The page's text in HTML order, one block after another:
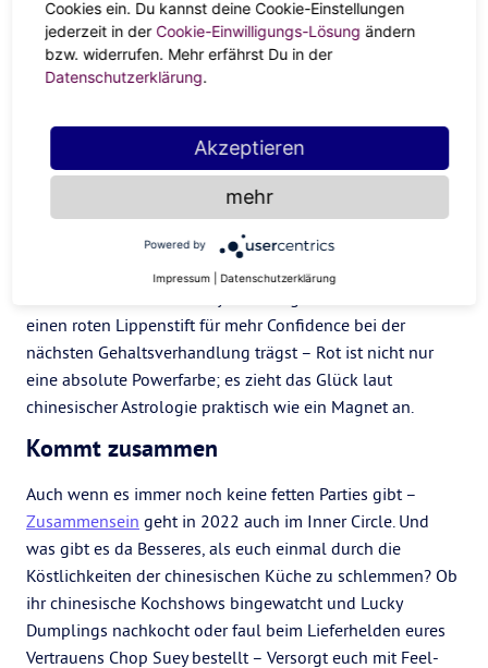
Jahres zu vertreiben.
Rot sehen
Neujahrsfest: Rot. Ob rote Lampions, die überall hängen,
rote Unterwäsche als Glücksverstärker unter den
Klamotten oder rote Umschläge, mit denen sich
traditionell Geldgeschenke überreicht werden – Das Glück
in der Farbe Rot ist in China allgegenwärtig. Ob du jetzt
spontan dein Schlafzimmer rot streichst, dir eine rote
einen roten Lippenstift für mehr Confidence bei der
nächsten Gehaltsverhandlung trägst – Rot ist nicht nur
eine absolute Powerfarbe; es zieht das Glück laut
chinesischer Astrologie praktisch wie ein Magnet an.
Kommt zusammen
Auch wenn es immer noch keine fetten Parties gibt –
Zusammensein geht in 2022 auch im Inner Circle. Und
was gibt es da Besseres, als euch einmal durch die
Köstlichkeiten der chinesischen Küche zu schlemmen? Ob
ihr chinesische Kochshows bingewatcht und Lucky
Dumplings nachkocht oder faul beim Lieferhelden eures
Vertrauens Chop Suey bestellt – Versorgt euch mit Feel-
Cookies ein. Du kannst deine Cookie-Einstellungen
jederzeit in der Cookie-Einwilligungs-Lösung ändern
bzw. widerrufen. Mehr erfährst Du in der
Datenschutzerklärung.
Akzeptieren
mehr
Powered by
Impressum Datenschutzerklärung